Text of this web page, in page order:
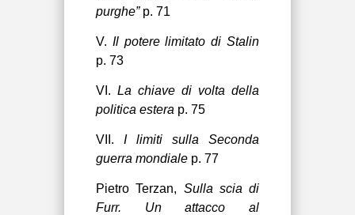
purghe”p. 71
V. Il potere limitato di Stalin
p. 73
VI. La chiave di volta della
politica estera p. 75
VII. I limiti sulla Seconda
guerra mondialep. 77
Pietro Terzan, Sulla scia di
Furr. Un attacco al